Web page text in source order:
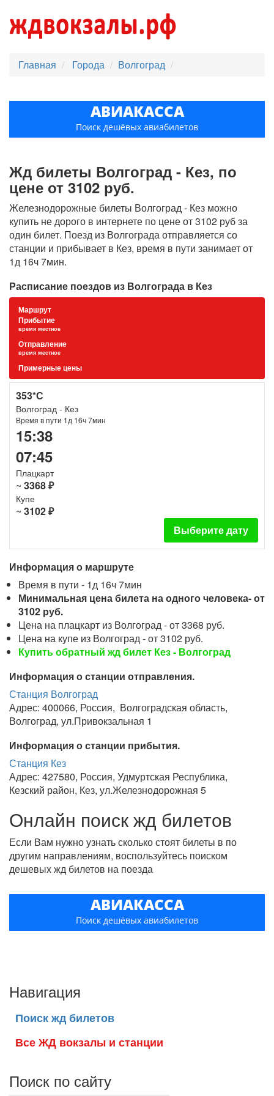
Главная Города Волгоград
АВИАКАССА
Поиск дешёвых авиабилетов
Жд билеты Волгоград - Кез, по
цене от 3102 руб.
Железнодорожные билеты Волгоград - Кез можно
купить не дорого в интернете по цене от 3102 руб за
один билет. Поезд из Волгограда отправляется со
станции и прибывает в Кез, время в пути занимает от
1д 16ч 7мин.
Расписание поездов из Волгограда в Кез
Маршрут
Прибытие
время местное
Отправление
время местное
Примерные цены
353*С
Волгоград - Кез
Время в пути 1д 16ч 7мин
15:38
07:45
Плацкарт
~ 3368 ₽
Купе
~ 3102 ₽
Выберите дату
Информация о маршруте
Время в пути - 1д 16ч 7мин
Минимальная цена билета на одного человека- от
3102 руб.
Цена на плацкарт из Волгоград - от 3368 руб.
Цена на купе из Волгоград - от 3102 руб.
Купить обратный жд билет Кез - Волгоград
Информация о станции отправления.
Станция Волгоград
Адрес: 400066, Россия, Волгоградская область,
Волгоград, ул.Привокзальная 1
Информация о станции прибытия.
Станция Кез
Адрес: 427580, Россия, Удмуртская Республика,
Кезский район, Кез, ул.Железнодорожная 5
Онлайн поиск жд билетов
Если Вам нужно узнать сколько стоят билеты в по
другим направлениям, воспользуйтесь поиском
дешевых жд билетов на поезда
АВИАКАССА
Поиск дешёвых авиабилетов
Навигация
Поиск жд билетов
Все ЖД вокзалы и станции
Поиск по сайту